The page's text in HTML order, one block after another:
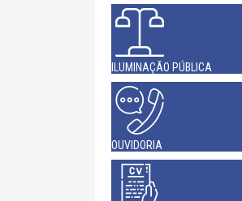
ILUMINAÇÃO PÚBLICA
OUVIDORIA